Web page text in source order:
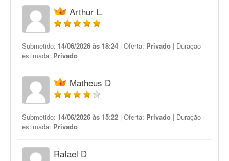
Arthur L.
Submetido: 14/06/2026 às 18:24 | Oferta: Privado | Duração
estimada: Privado
Matheus D
Submetido: 14/06/2026 às 15:22 | Oferta: Privado | Duração
estimada: Privado
Rafael D